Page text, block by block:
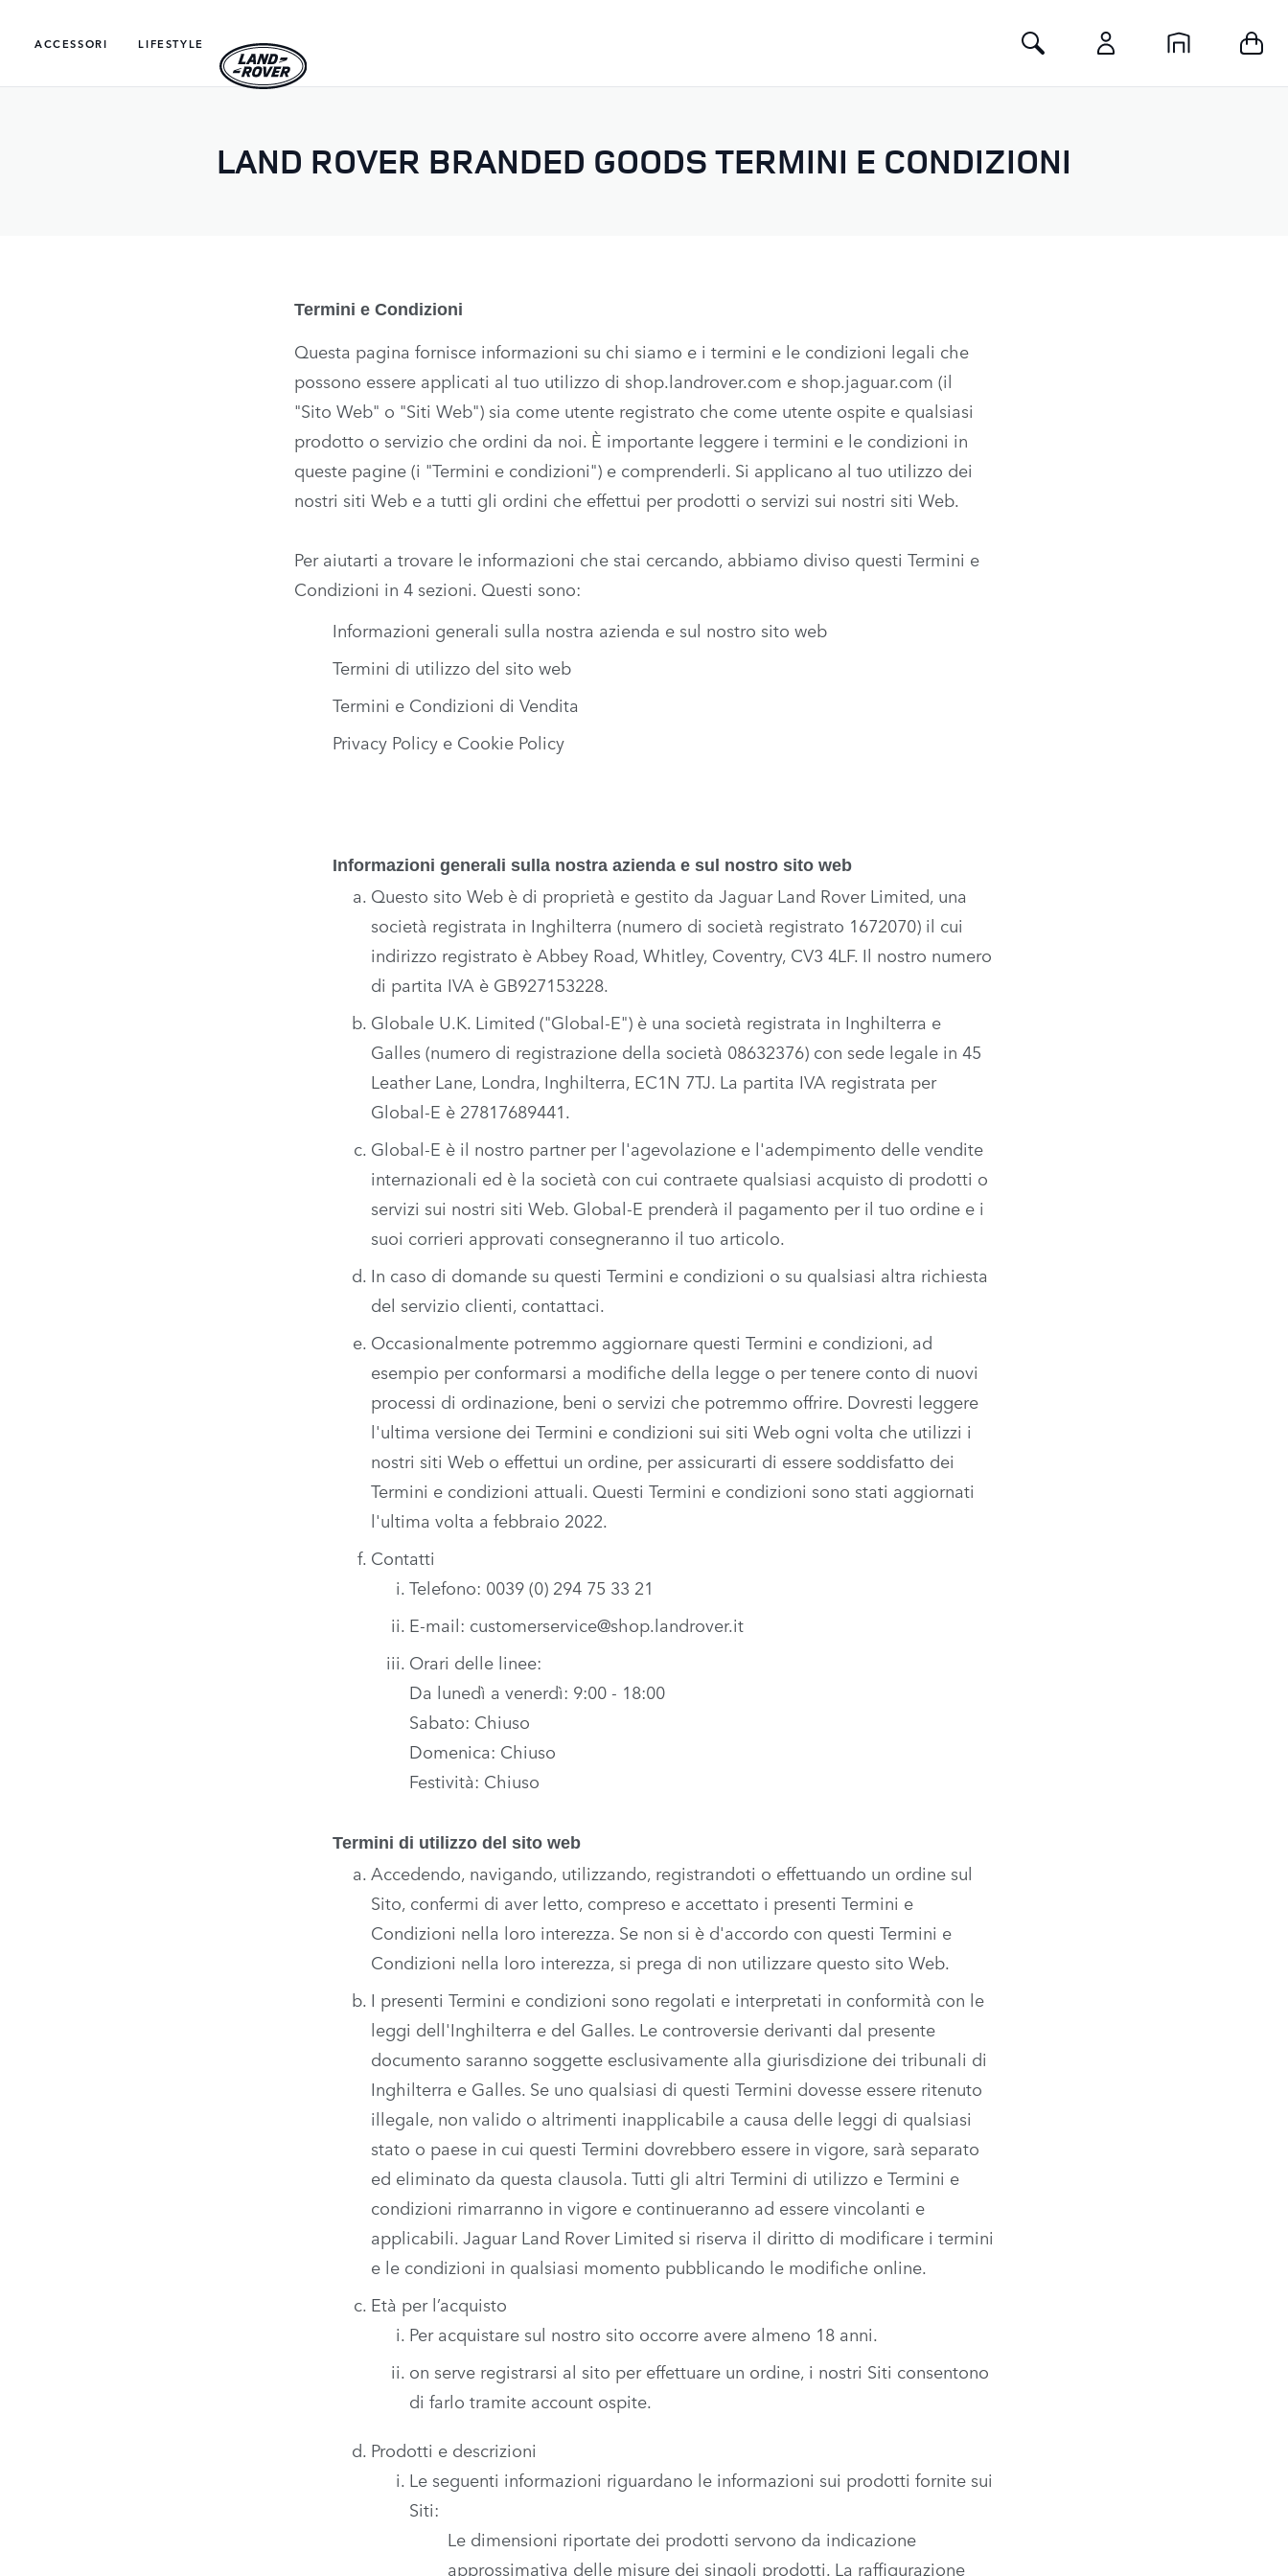
ACCESSORI
LIFESTYLE Toggle Search
LAND ROVER BRANDED GOODS TERMINI E CONDIZIONI
Termini e Condizioni
Questa pagina fornisce informazioni su chi siamo e i termini e le condizioni legali che
possono essere applicati al tuo utilizzo di shop.landrover.com e shop.jaguar.com (il
"Sito Web" o "Siti Web") sia come utente registrato che come utente ospite e qualsiasi
prodotto o servizio che ordini da noi. È importante leggere i termini e le condizioni in
queste pagine (i "Termini e condizioni") e comprenderli. Si applicano al tuo utilizzo dei
nostri siti Web e a tutti gli ordini che effettui per prodotti o servizi sui nostri siti Web.
Per aiutarti a trovare le informazioni che stai cercando, abbiamo diviso questi Termini e
Condizioni in 4 sezioni. Questi sono:
Informazioni generali sulla nostra azienda e sul nostro sito web
Termini di utilizzo del sito web
Termini e Condizioni di Vendita
Privacy Policy e Cookie Policy
Informazioni generali sulla nostra azienda e sul nostro sito web
Questo sito Web è di proprietà e gestito da Jaguar Land Rover Limited, una
società registrata in Inghilterra (numero di società registrato 1672070) il cui
indirizzo registrato è Abbey Road, Whitley, Coventry, CV3 4LF. Il nostro numero
di partita IVA è GB927153228.
Globale U.K. Limited ("Global-E") è una società registrata in Inghilterra e
Galles (numero di registrazione della società 08632376) con sede legale in 45
Leather Lane, Londra, Inghilterra, EC1N 7TJ. La partita IVA registrata per
Global-E è 27817689441.
Global-E è il nostro partner per l'agevolazione e l'adempimento delle vendite
internazionali ed è la società con cui contraete qualsiasi acquisto di prodotti o
servizi sui nostri siti Web. Global-E prenderà il pagamento per il tuo ordine e i
suoi corrieri approvati consegneranno il tuo articolo.
In caso di domande su questi Termini e condizioni o su qualsiasi altra richiesta
del servizio clienti, contattaci.
Occasionalmente potremmo aggiornare questi Termini e condizioni, ad
esempio per conformarsi a modifiche della legge o per tenere conto di nuovi
processi di ordinazione, beni o servizi che potremmo offrire. Dovresti leggere
l'ultima versione dei Termini e condizioni sui siti Web ogni volta che utilizzi i
nostri siti Web o effettui un ordine, per assicurarti di essere soddisfatto dei
Termini e condizioni attuali. Questi Termini e condizioni sono stati aggiornati
l'ultima volta a febbraio 2022.
Contatti
Telefono: 0039 (0) 294 75 33 21
E-mail: customerservice@shop.landrover.it
Orari delle linee:
Da lunedì a venerdì: 9:00 - 18:00
Sabato: Chiuso
Domenica: Chiuso
Festività: Chiuso
Termini di utilizzo del sito web
Accedendo, navigando, utilizzando, registrandoti o effettuando un ordine sul
Sito, confermi di aver letto, compreso e accettato i presenti Termini e
Condizioni nella loro interezza. Se non si è d'accordo con questi Termini e
Condizioni nella loro interezza, si prega di non utilizzare questo sito Web.
I presenti Termini e condizioni sono regolati e interpretati in conformità con le
leggi dell'Inghilterra e del Galles. Le controversie derivanti dal presente
documento saranno soggette esclusivamente alla giurisdizione dei tribunali di
Inghilterra e Galles. Se uno qualsiasi di questi Termini dovesse essere ritenuto
illegale, non valido o altrimenti inapplicabile a causa delle leggi di qualsiasi
stato o paese in cui questi Termini dovrebbero essere in vigore, sarà separato
ed eliminato da questa clausola. Tutti gli altri Termini di utilizzo e Termini e
condizioni rimarranno in vigore e continueranno ad essere vincolanti e
applicabili. Jaguar Land Rover Limited si riserva il diritto di modificare i termini
e le condizioni in qualsiasi momento pubblicando le modifiche online.
Età per l’acquisto
Per acquistare sul nostro sito occorre avere almeno 18 anni.
on serve registrarsi al sito per effettuare un ordine, i nostri Siti consentono
di farlo tramite account ospite.
Prodotti e descrizioni
Le seguenti informazioni riguardano le informazioni sui prodotti fornite sui
Siti:
Le dimensioni riportate dei prodotti servono da indicazione
approssimativa delle misure dei singoli prodotti. La raffigurazione